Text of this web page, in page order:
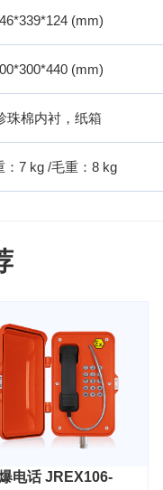
(mm)
(mm)
珠棉内衬，纸箱
：7 kg /毛重：8 kg
电话 JREX106-